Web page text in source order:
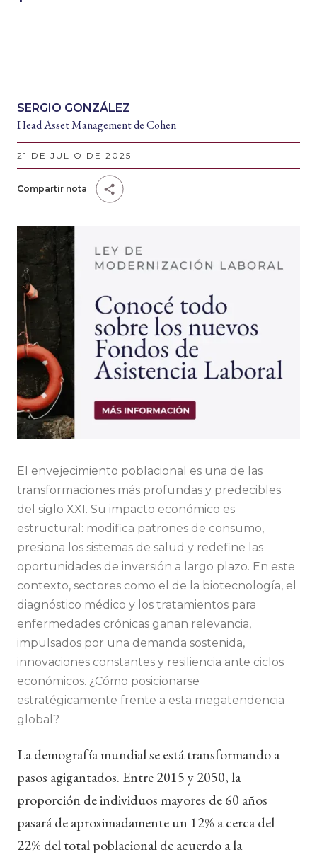
SERGIO GONZÁLEZ
Head Asset Management de Cohen
21 DE JULIO DE 2025
Compartir nota
El envejecimiento poblacional es una de las
transformaciones más profundas y predecibles
del siglo XXI. Su impacto económico es
estructural: modifica patrones de consumo,
presiona los sistemas de salud y redefine las
oportunidades de inversión a largo plazo. En este
contexto, sectores como el de la biotecnología, el
diagnóstico médico y los tratamientos para
enfermedades crónicas ganan relevancia,
impulsados por una demanda sostenida,
innovaciones constantes y resiliencia ante ciclos
económicos. ¿Cómo posicionarse
estratégicamente frente a esta megatendencia
global?
La demografía mundial se está transformando a
pasos agigantados. Entre 2015 y 2050, la
proporción de individuos mayores de 60 años
pasará de aproximadamente un 12% a cerca del
22% del total poblacional de acuerdo a la